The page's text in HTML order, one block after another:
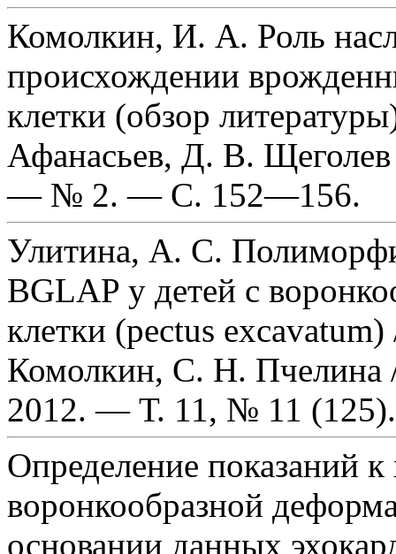
Комолкин, И. А. Роль
происхождении
клетки (обзор
Афанасьев, Д. В.
— № 2. — С. 152—156.
Улитина, А. С.
BGLAP у детей с
клетки (pectus
Комолкин, С. Н. Пчелина
2012. — Т. 11, № 11
Определение показаний
воронкообразной
основании данных